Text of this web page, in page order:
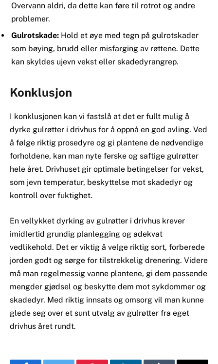
Overvann aldri, da dette kan føre til rotrot og andre
problemer.
Gulrotskade: Hold et øye med tegn på gulrotskader
som bøying, brudd eller misfarging av røttene. Dette
kan skyldes ujevn vekst eller skadedyrangrep.
Konklusjon
I konklusjonen kan vi fastslå at det er fullt mulig å
dyrke gulrøtter i drivhus for å oppnå en god avling. Ved
å følge riktig prosedyre og gi plantene de nødvendige
forholdene, kan man nyte ferske og saftige gulrøtter
hele året. Drivhuset gir optimale betingelser for vekst,
som jevn temperatur, beskyttelse mot skadedyr og
kontroll over fuktighet.
En vellykket dyrking av gulrøtter i drivhus krever
imidlertid grundig planlegging og adekvat
vedlikehold. Det er viktig å velge riktig sort, forberede
jorden godt og sørge for tilstrekkelig drenering. Videre
må man regelmessig vanne plantene, gi dem passende
mengder gjødsel og beskytte dem mot sykdommer og
skadedyr. Med riktig innsats og omsorg vil man kunne
glede seg over et sunt utvalg av gulrøtter fra eget
drivhus året rundt.